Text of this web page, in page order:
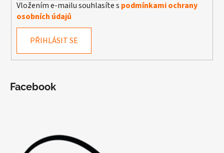
Vložením e-mailu souhlasíte s podmínkami ochrany
osobních údajů
PŘIHLÁSIT SE
Facebook